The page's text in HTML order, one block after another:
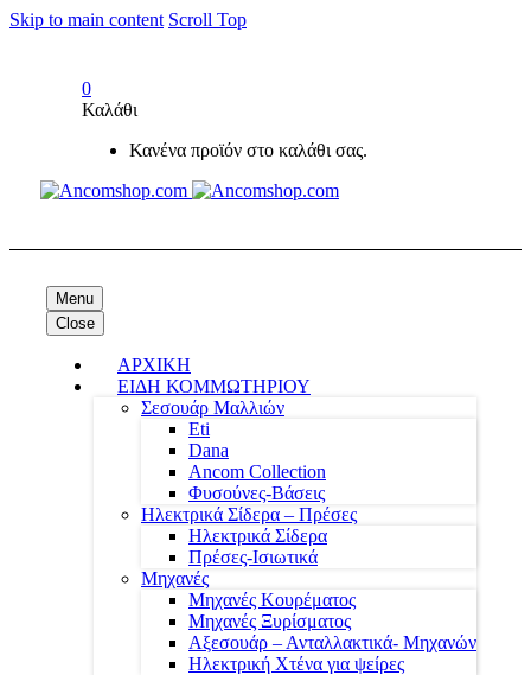
Skip to main content Scroll Top
0
Καλάθι
Κανένα προϊόν στο καλάθι σας.
Menu
Close
ΑΡΧΙΚΗ
ΕΙΔΗ ΚΟΜΜΩΤΗΡΙΟΥ
Σεσουάρ Μαλλιών
Eti
Dana
Ancom Collection
Φυσούνες-Βάσεις
Ηλεκτρικά Σίδερα – Πρέσες
Ηλεκτρικά Σίδερα
Πρέσες-Ισιωτικά
Μηχανές
Μηχανές Κουρέματος
Μηχανές Ξυρίσματος
Αξεσουάρ – Ανταλλακτικά- Μηχανών
Ηλεκτρική Χτένα για ψείρες